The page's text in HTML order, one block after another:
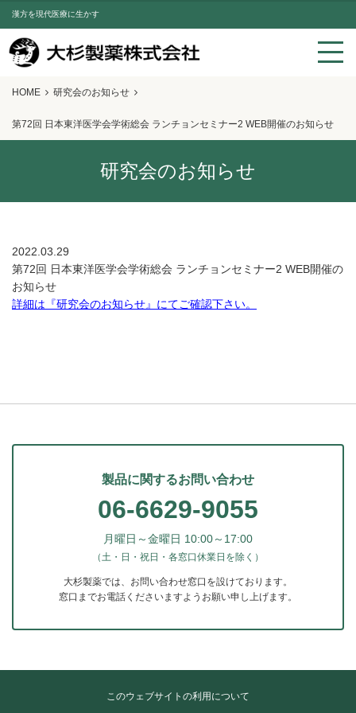
漢方を現代医療に生かす
HOME 研究会のお知らせ
第72回 日本東洋医学会学術総会 ランチョンセミナー2 WEB開催のお知らせ
研究会のお知らせ
2022.03.29
第72回 日本東洋医学会学術総会 ランチョンセミナー2 WEB開催の
お知らせ
詳細は『研究会のお知らせ』にてご確認下さい。
製品に関するお問い合わせ
06-6629-9055
月曜日～金曜日 10:00～17:00
（土・日・祝日・各窓口休業日を除く）
大杉製薬では、お問い合わせ窓口を設けております。
窓口までお電話くださいますようお願い申し上げます。
このウェブサイトの利用について